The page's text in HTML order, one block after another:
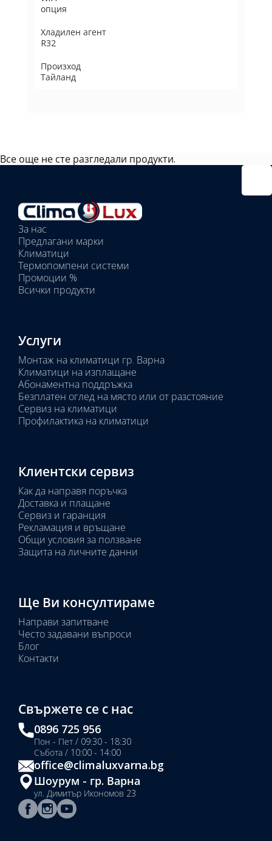
опция
Хладилен агент
R32
Произход
Тайланд
Все още не сте разгледали продукти.
Избрани
вътрешни
тела:
Избрано
тяло:
За нас
Предлагани марки
Климатици
Термопомпени системи
Промоции %
Всички продукти
Услуги
Монтаж на климатици гр. Варна
Климатици на изплащане
Абонаментна поддръжка
Безплатен оглед на място или от разстояние
Сервиз на климатици
Профилактика на климатици
Клиентски сервиз
Как да направя поръчка
Доставка и плащане
Сервиз и гаранция
Рекламация и връщане
Общи условия за ползване
Защита на личните данни
Ще Ви консултираме
Направи запитване
Често задавани въпроси
Блог
Контакти
Свържете се с нас
0896 725 956
Пон - Пет / 09:30 - 18:30
Събота / 10:00 - 14:00
office@climaluxvarna.bg
Шоурум - гр. Варна
ул. Димитър Икономов 23